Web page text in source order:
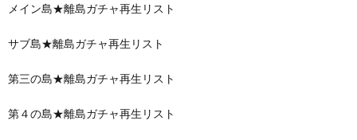
メイン島★離島ガチャ再生リスト
サブ島★離島ガチャ再生リスト
第三の島★離島ガチャ再生リスト
第４の島★離島ガチャ再生リスト